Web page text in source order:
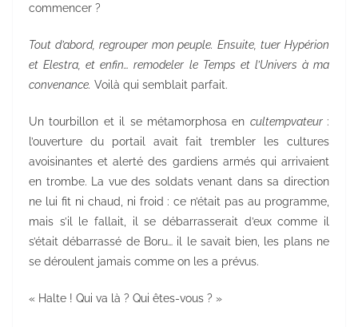
commencer ?
Tout d’abord, regrouper mon peuple. Ensuite, tuer Hypérion
et Elestra, et enfin… remodeler le Temps et l’Univers à ma
convenance. Voilà qui semblait parfait.
Un tourbillon et il se métamorphosa en cultempvateur :
l’ouverture du portail avait fait trembler les cultures
avoisinantes et alerté des gardiens armés qui arrivaient
en trombe. La vue des soldats venant dans sa direction
ne lui fit ni chaud, ni froid : ce n’était pas au programme,
mais s’il le fallait, il se débarrasserait d’eux comme il
s’était débarrassé de Boru… il le savait bien, les plans ne
se déroulent jamais comme on les a prévus.
« Halte ! Qui va là ? Qui êtes-vous ? »